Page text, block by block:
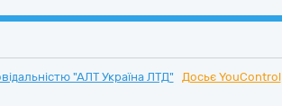
"АЛТ Україна ЛТД"
Досьє YouControl